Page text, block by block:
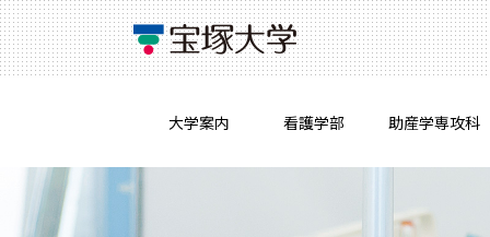
大学案内 看護学部 助産学専攻科